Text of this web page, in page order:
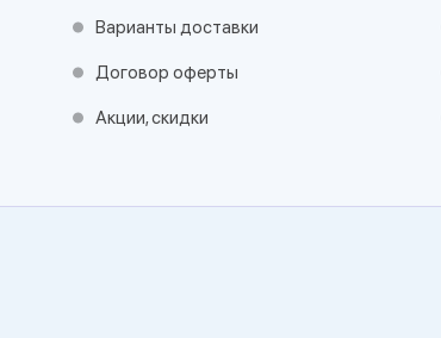
Варианты доставки
Договор оферты
Акции, скидки